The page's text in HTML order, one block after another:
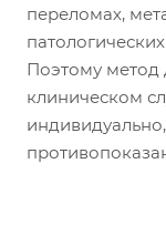
переломах,
Поэтому метод
клиническом